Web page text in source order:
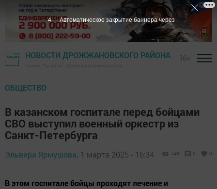
НОВОСТИ ДРОЖЖАНОВСКОГО РАЙОНА
ОБЩЕСТВО
В казанском госпитале перед бойцами
СВО выступил военный оркестр из
Санкт-Петербурга
Эльвира Ярмушова, 1 марта 2025 - 16:34 749 0 0
В этом госпитале бойцы проходят лечение и
3 Автоматическое закрытие баннера через